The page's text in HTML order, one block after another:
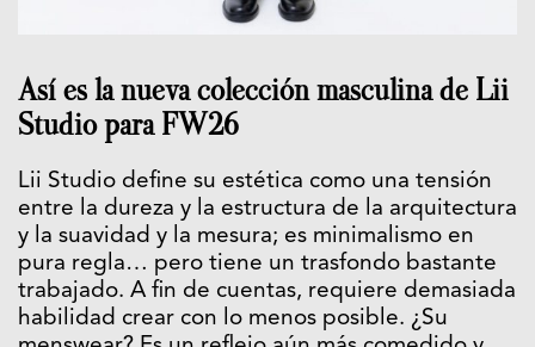
Así es la nueva colección masculina de Lii
Studio para FW26
Lii Studio define su estética como una tensión
entre la dureza y la estructura de la arquitectura
y la suavidad y la mesura; es minimalismo en
pura regla… pero tiene un trasfondo bastante
trabajado. A fin de cuentas, requiere demasiada
habilidad crear con lo menos posible. ¿Su